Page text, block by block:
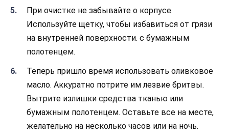
При очистке не забывайте о корпусе.
Используйте щетку, чтобы избавиться от грязи
на внутренней поверхности. с бумажным
полотенцем.
Теперь пришло время использовать оливковое
масло. Аккуратно потрите им лезвие бритвы.
Вытрите излишки средства тканью или
бумажным полотенцем. Оставьте все на месте,
желательно на несколько часов или на ночь.